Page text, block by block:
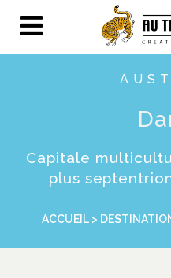
Capitale
plus
ACCUEIL >